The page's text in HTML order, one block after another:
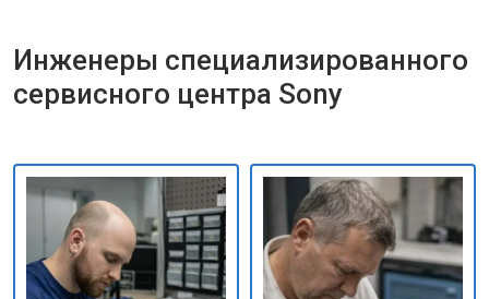
Инженеры специализированного
сервисного центра Sony